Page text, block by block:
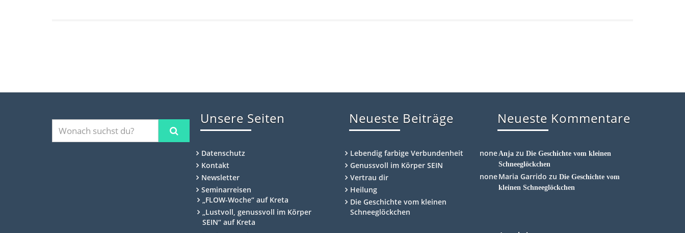
Unsere Seiten
Datenschutz
Kontakt
Newsletter
Seminarreisen
„FLOW-Woche“ auf Kreta
„Lustvoll, genussvoll im Körper
SEIN“ auf Kreta
Neueste Beiträge
Lebendig farbige Verbundenheit
Genussvoll im Körper SEIN
Vertrau dir
Heilung
Die Geschichte vom kleinen
Schneeglöckchen
Neueste Kommentare
Anjazu Die Geschichte vom kleinen
Schneeglöckchen
Maria Garrido zu Die Geschichte vom
kleinen Schneeglöckchen